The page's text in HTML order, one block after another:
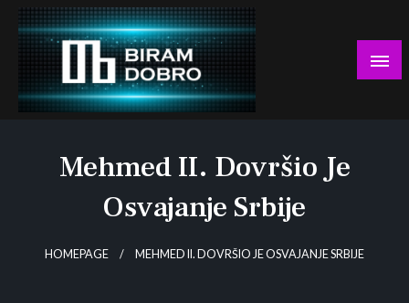
Skip
content
Mehmed II. Dovršio Je
Osvajanje Srbije
HOMEPAGE MEHMED II. DOVRŠIO JE OSVAJANJE SRBIJE